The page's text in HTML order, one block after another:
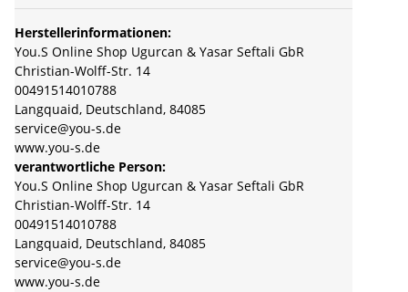
Herstellerinformationen:
You.S Online Shop Ugurcan & Yasar Seftali GbR
Christian-Wolff-Str. 14
00491514010788
Langquaid, Deutschland, 84085
service@you-s.de
www.you-s.de
verantwortliche Person:
You.S Online Shop Ugurcan & Yasar Seftali GbR
Christian-Wolff-Str. 14
00491514010788
Langquaid, Deutschland, 84085
service@you-s.de
www.you-s.de